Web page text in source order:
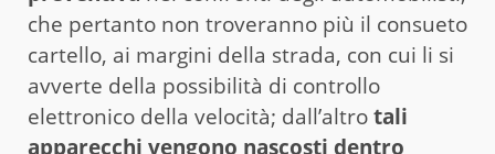
che pertanto non troveranno più il consueto
cartello, ai margini della strada, con cui li si
avverte della possibilità di controllo
elettronico della velocità; dall’altrotali
apparecchi vengono nascosti dentro